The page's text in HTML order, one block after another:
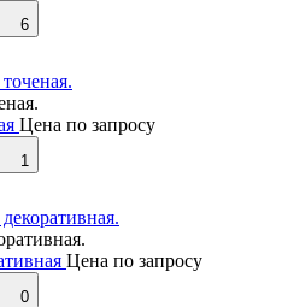
6
Цена по запросу
1
Цена по запросу
0